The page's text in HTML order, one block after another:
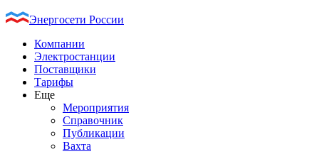
Энергосети России
Компании
Электростанции
Поставщики
Тарифы
Еще
Мероприятия
Справочник
Публикации
Вахта